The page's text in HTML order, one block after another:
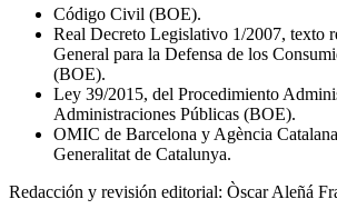
Código Civil (BOE).
Real Decreto Legislativo 1/2007, texto
General para la Defensa de los
(BOE).
Ley 39/2015, del Procedimiento
Administraciones Públicas (BOE).
OMIC de Barcelona y Agència
Generalitat de Catalunya.
Redacción y revisión editorial: Òscar Aleñá